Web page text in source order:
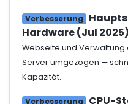
Verbesserung
Hardware (Jul 2025)
Webseite und Verwaltung
Server umgezogen —
Kapazität.
Verbesserung CPU-